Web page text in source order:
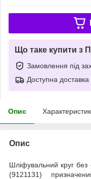
Що таке купити з
Замовлення під
Доступна доставка
Опис
Опис
Шліфувальний круг
(9121131)